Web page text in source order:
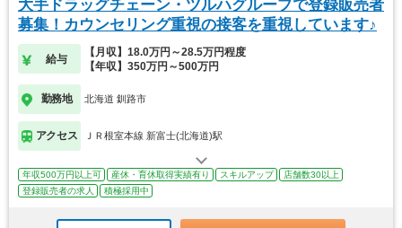
大手ドラッグチェーン・ツルハグループで登録販売者
募集！カウンセリング重視の接客を重視しています♪
給与
【月収】18.0万円～28.5万円程度
【年収】350万円～500万円
勤務地 北海道 釧路市
アクセス ＪＲ根室本線 新富士(北海道)駅
年収500万円以上可 産休・育休取得実績有り スキルアップ
店舗数30以上
登録販売者の求人
積極採用中